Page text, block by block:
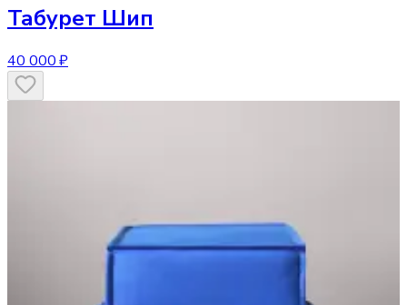
Табурет Шип
40 000 ₽